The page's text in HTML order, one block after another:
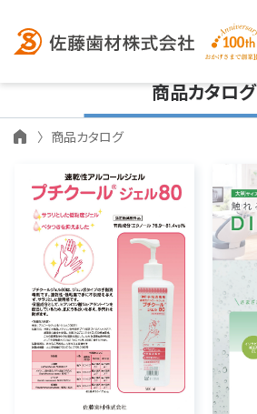
商品カタログ
商品カタログ